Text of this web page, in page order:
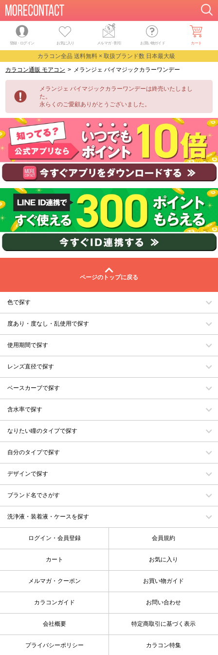
登録・ログイン お気に入り メルマガ・割引 お買い物ガイド カート
カラコン全品 送料無料 × 取扱ブランド数 日本最大級
カラコン通販 モアコン > メランジェ バイマジックカラーワンデー
メランジェ バイマジックカラーワンデーは終売いたしまし
た。
永らくのご愛顧ありがとうございました。
ページのトップに戻る
色で探す
度あり・度なし・乱使用で探す
使用期間で探す
レンズ直径で探す
ベースカーブで探す
含水率で探す
なりたい瞳のタイプで探す
自分のタイプで探す
デザインで探す
ブランド名でさがす
洗浄液・装着液・ケースを探す
ログイン・会員登録 会員規約
カート お気に入り
メルマガ・クーポン お買い物ガイド
カラコンガイド お問い合わせ
会社概要 特定商取引に基づく表示
プライバシーポリシー カラコン特集